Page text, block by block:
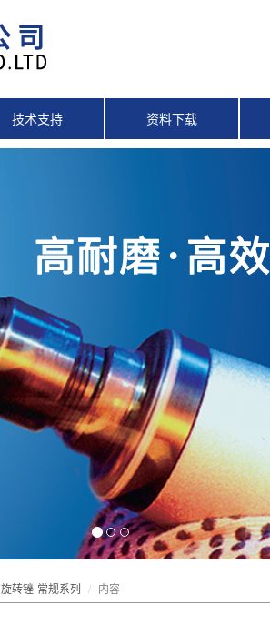
技术支持 资料下载
旋转锉-常规系列 内容